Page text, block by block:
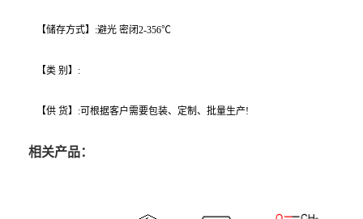
【储存方式】:避光 密闭2-356℃
【类 别】:
【供 货】:可根据客户需要包装、定制、批量生产!
相关产品：